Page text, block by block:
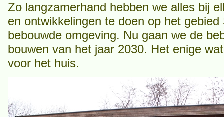
Zo langzamerhand hebben we alles bij
en ontwikkelingen te doen op het
bebouwde omgeving. Nu gaan we de
bouwen van het jaar 2030. Het enige
voor het huis.